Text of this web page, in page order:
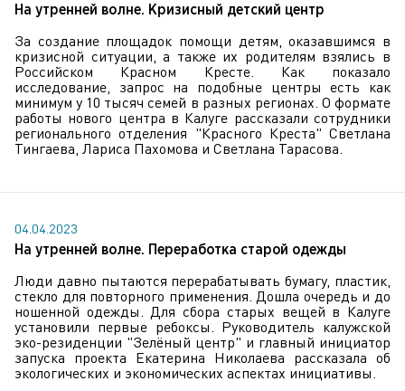
На утренней волне. Кризисный детский центр
За создание площадок помощи детям, оказавшимся в
кризисной ситуации, а также их родителям взялись в
Российском Красном Кресте. Как показало
исследование, запрос на подобные центры есть как
минимум у 10 тысяч семей в разных регионах. О формате
работы нового центра в Калуге рассказали сотрудники
регионального отделения "Красного Креста" Светлана
Тингаева, Лариса Пахомова и Светлана Тарасова.
04.04.2023
На утренней волне. Переработка старой одежды
Люди давно пытаются перерабатывать бумагу, пластик,
стекло для повторного применения. Дошла очередь и до
ношенной одежды. Для сбора старых вещей в Калуге
установили первые ребоксы. Руководитель калужской
эко-резиденции "Зелёный центр" и главный инициатор
запуска проекта Екатерина Николаева рассказала об
экологических и экономических аспектах инициативы.